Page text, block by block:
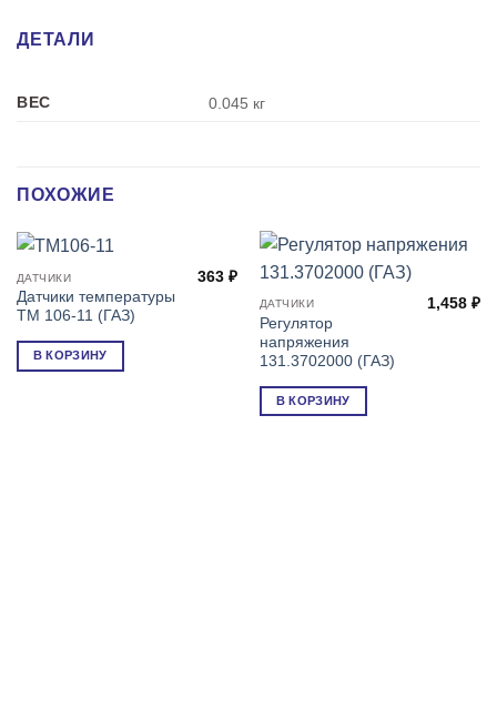
ДЕТАЛИ
ВЕС 0.045 кг
ПОХОЖИЕ
ДАТЧИКИ
Датчики температуры
ТМ 106-11 (ГАЗ)
363₽
В КОРЗИНУ
ДАТЧИКИ
Регулятор
напряжения
131.3702000 (ГАЗ)
1,458₽
В КОРЗИНУ